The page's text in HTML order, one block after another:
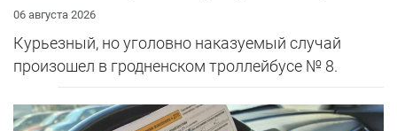
06 августа 2026
Курьезный, но уголовно наказуемый случай
произошел в гродненском троллейбусе № 8.